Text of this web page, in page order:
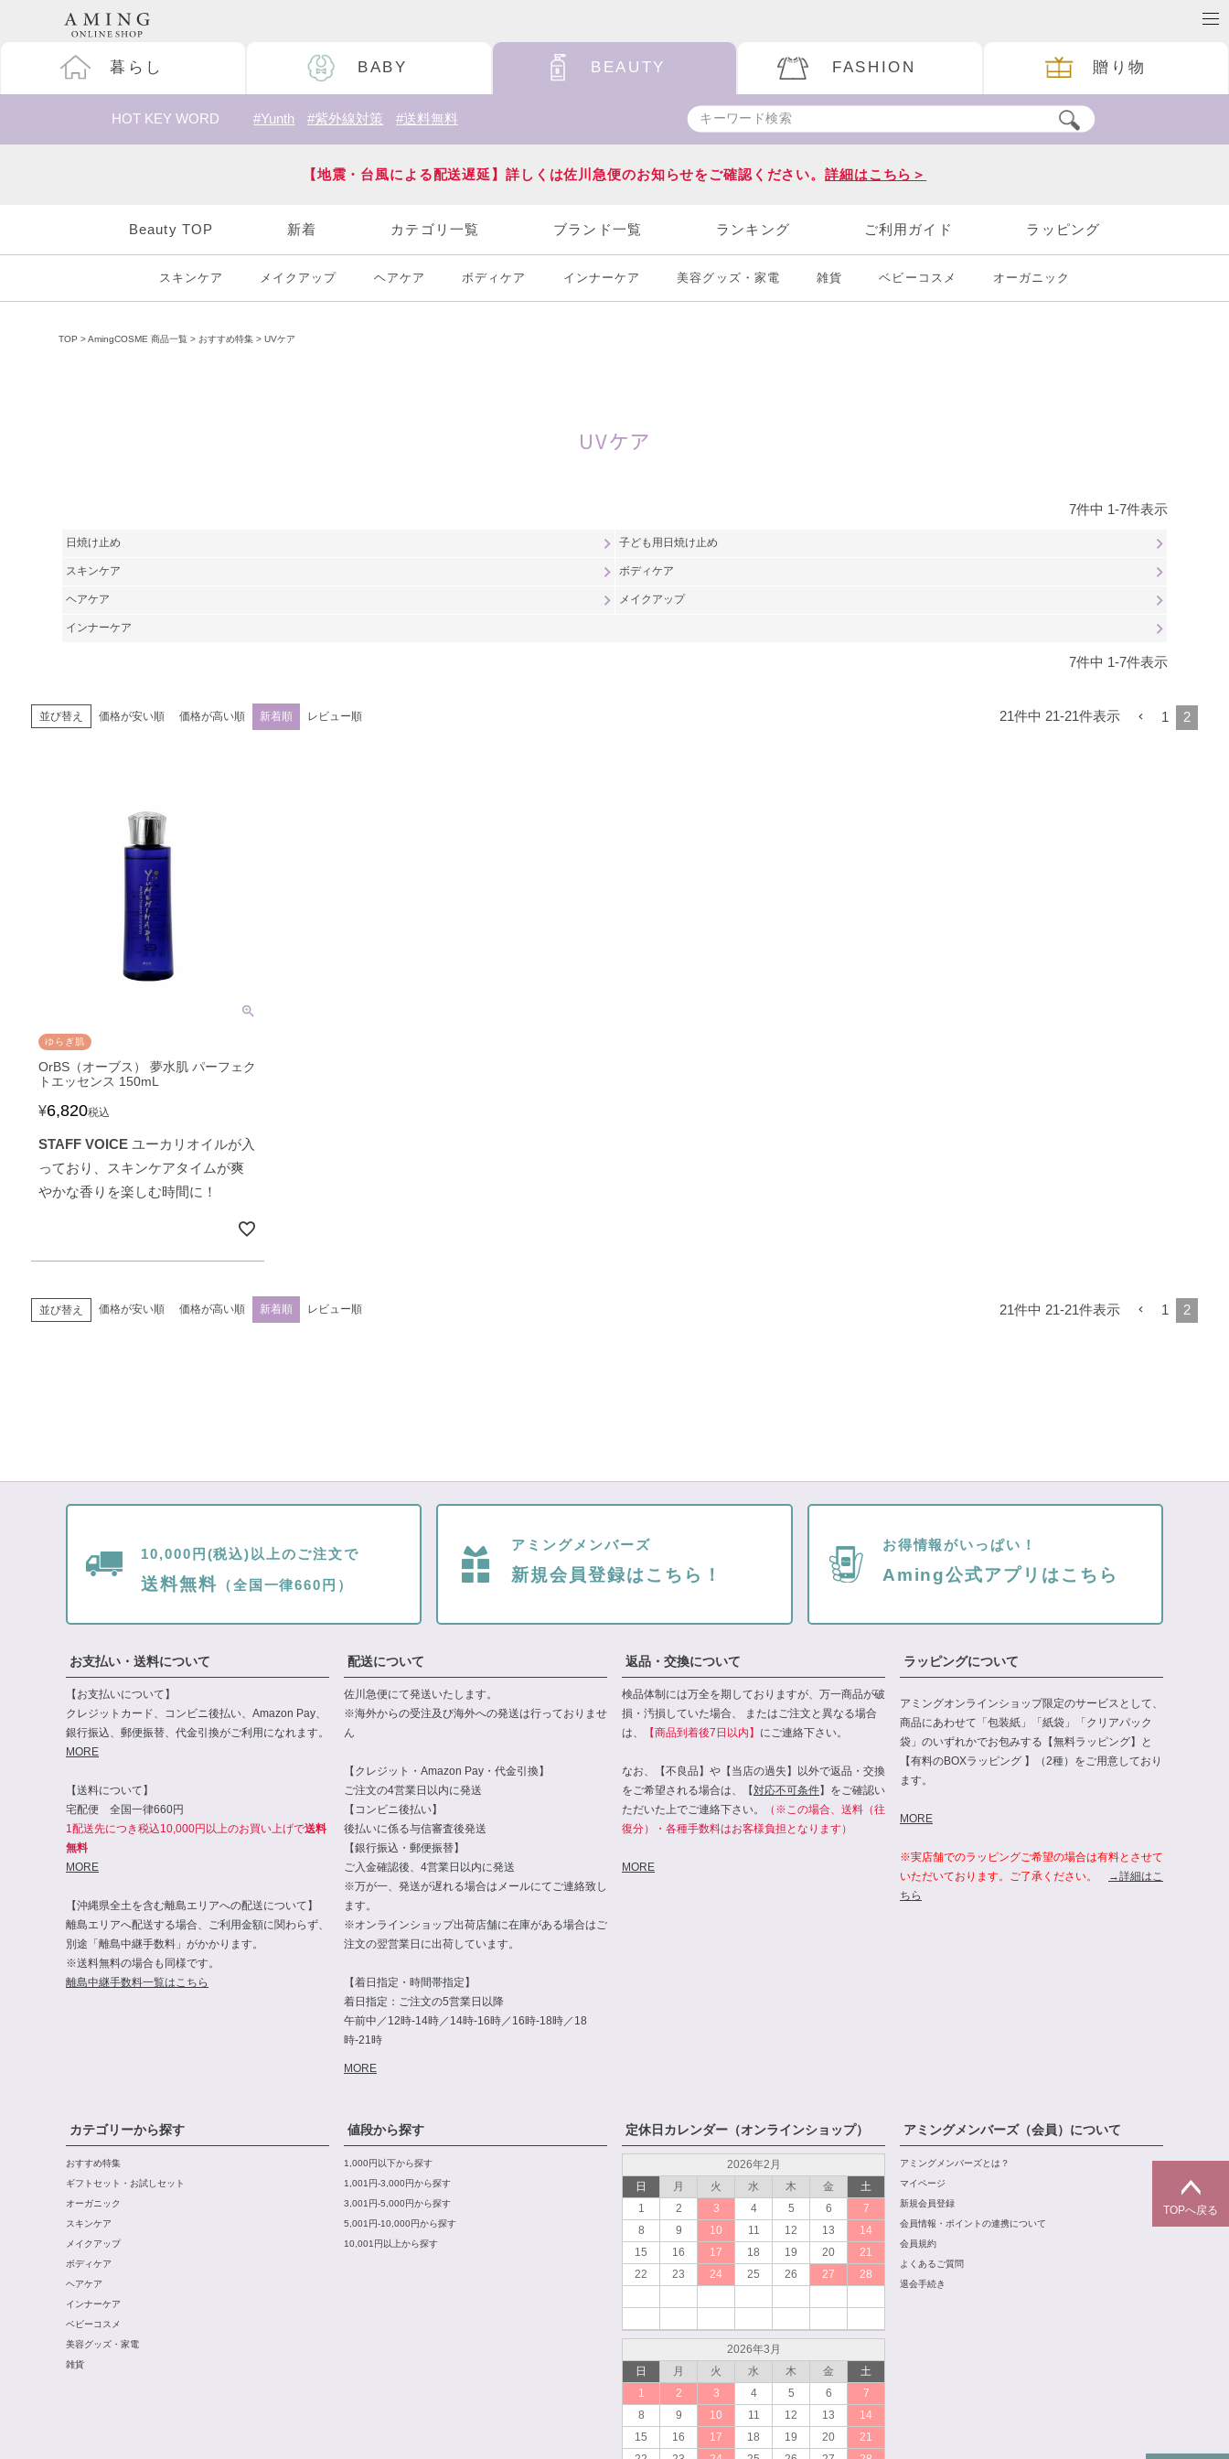
暮らし BABY BEAUTY FASHION 贈り物
HOT KEY WORD #Yunth #紫外線対策 #送料無料
【地震・台風による配送遅延】詳しくは佐川急便のお知らせをご確認ください。詳細はこちら＞
Beauty TOP 新着 カテゴリ一覧 ブランド一覧 ランキング ご利用ガイド ラッピング
スキンケア メイクアップ ヘアケア ボディケア インナーケア 美容グッズ・家電 雑貨 ベビーコスメ オーガニック
TOP AmingCOSME 商品一覧 おすすめ特集 UVケア
UVケア
7件中 1 -7件表示
日焼け止め 子ども用日焼け止め
スキンケア ボディケア
ヘアケア メイクアップ
インナーケア
7件中 1 -7件表示
並び替え 価格が安い順 価格が高い順 新着順 レビュー順 21件中 21-21件表示 1 2
ゆらぎ肌
OrBS（オーブス） 夢水肌 パーフェク
トエッセンス 150mL
¥6,820税込
STAFF VOICEユーカリオイルが入
っており、スキンケアタイムが爽
やかな香りを楽しむ時間に！
並び替え 価格が安い順 価格が高い順 新着順 レビュー順 21件中 21-21件表示 1 2
TOPへ戻る
10,000円(税込)以上のご注文で
送料無料 （全国一律660円）
アミングメンバーズ
新規会員登録はこちら！
お得情報がいっぱい！
Aming公式アプリはこちら
お支払い・送料について
【お支払いについて】
クレジットカード、コンビニ後払い、Amazon Pay、
銀行振込、郵便振替、代金引換がご利用になれます。
MORE
【送料について】
宅配便 全国一律660円
1配送先につき税込10,000円以上のお買い上げで送料
無料
MORE
【沖縄県全土を含む離島エリアへの配送について】
離島エリアへ配送する場合、ご利用金額に関わらず、
別途「離島中継手数料」がかかります。
※送料無料の場合も同様です。
離島中継手数料一覧はこちら
配送について
佐川急便にて発送いたします。
※海外からの受注及び海外への発送は行っておりませ
ん
【クレジット・Amazon Pay・代金引換】
ご注文の4営業日以内に発送
【コンビニ後払い】
後払いに係る与信審査後発送
【銀行振込・郵便振替】
ご入金確認後、4営業日以内に発送
※万が一、発送が遅れる場合はメールにてご連絡致し
ます。
※オンラインショップ出荷店舗に在庫がある場合はご
注文の翌営業日に出荷しています。
【着日指定・時間帯指定】
着日指定：ご注文の5営業日以降
午前中／12時-14時／14時-16時／16時-18時／18
時-21時
MORE
返品・交換について
検品体制には万全を期しておりますが、万一商品が破
損・汚損していた場合、 またはご注文と異なる場合
は、
【商品到着後7日以内】 にご連絡下さい。
なお、【不良品】や【当店の過失】以外で返品・交換
をご希望される場合は、【対応不可条件】をご確認い
ただいた上でご連絡下さい。
（※この場合、送料（往
復分）・各種手数料はお客様負担となります）
MORE
ラッピングについて
アミングオンラインショップ限定のサービスとして、
商品にあわせて「包装紙」「紙袋」「クリアパック
袋」のいずれかでお包みする【無料ラッピング】と
【有料のBOXラッピング 】（2種）をご用意しており
ます。
MORE
※実店舗でのラッピングご希望の場合は有料とさせて
いただいております。ご了承ください。
→詳細はこ
ちら
カテゴリーから探す
おすすめ特集
ギフトセット・お試しセット
オーガニック
スキンケア
メイクアップ
ボディケア
ヘアケア
インナーケア
ベビーコスメ
美容グッズ・家電
雑貨
値段から探す
1,000円以下から探す
1,001円-3,000円から探す
3,001円-5,000円から探す
5,001円-10,000円から探す
10,001円以上から探す
定休日カレンダー（オンラインショップ）
2026年2月
日
月 火 水 木 金
土
1
2 3 4 5 6
7
8
9 10 11 12 13
14
15
16 17 18 19 20
21
22
23 24 25 26 27 28
2026年3月
日
月 火 水 木 金
土
1
2 3 4 5 6
7
8
9 10 11 12 13
14
15
16 17 18 19 20
21
アミングメンバーズ（会員）について
アミングメンバーズとは？
マイページ
新規会員登録
会員情報・ポイントの連携について
会員規約
よくあるご質問
退会手続き